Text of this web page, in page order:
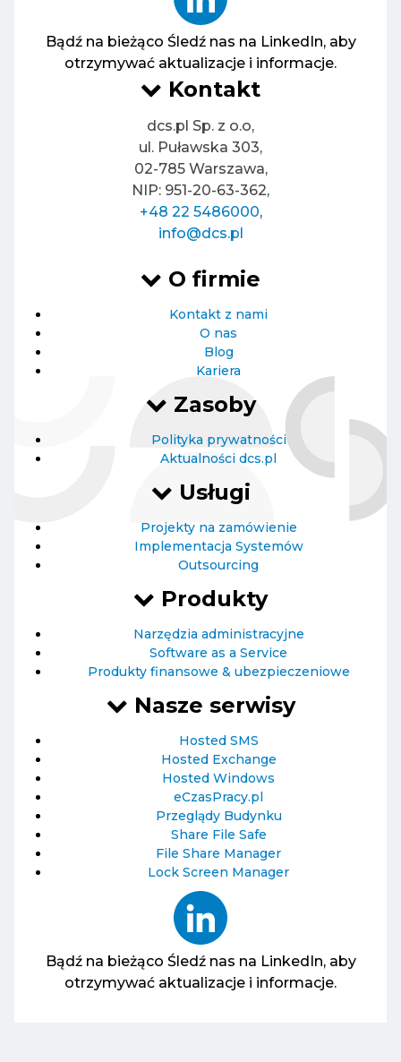
Bądź na bieżąco Śledź nas na LinkedIn, aby
otrzymywać aktualizacje i informacje.
Kontakt
dcs.pl Sp. z o.o,
ul. Puławska 303,
02-785 Warszawa,
NIP: 951-20-63-362,
+48 22 5486000,
info@dcs.pl
O firmie
Kontakt z nami
O nas
Blog
Kariera
Zasoby
Polityka prywatności
Aktualności dcs.pl
Usługi
Projekty na zamówienie
Implementacja Systemów
Outsourcing
Produkty
Narzędzia administracyjne
Software as a Service
Produkty finansowe & ubezpieczeniowe
Nasze serwisy
Hosted SMS
Hosted Exchange
Hosted Windows
eCzasPracy.pl
Przeglądy Budynku
Share File Safe
File Share Manager
Lock Screen Manager
Bądź na bieżąco Śledź nas na LinkedIn, aby
otrzymywać aktualizacje i informacje.